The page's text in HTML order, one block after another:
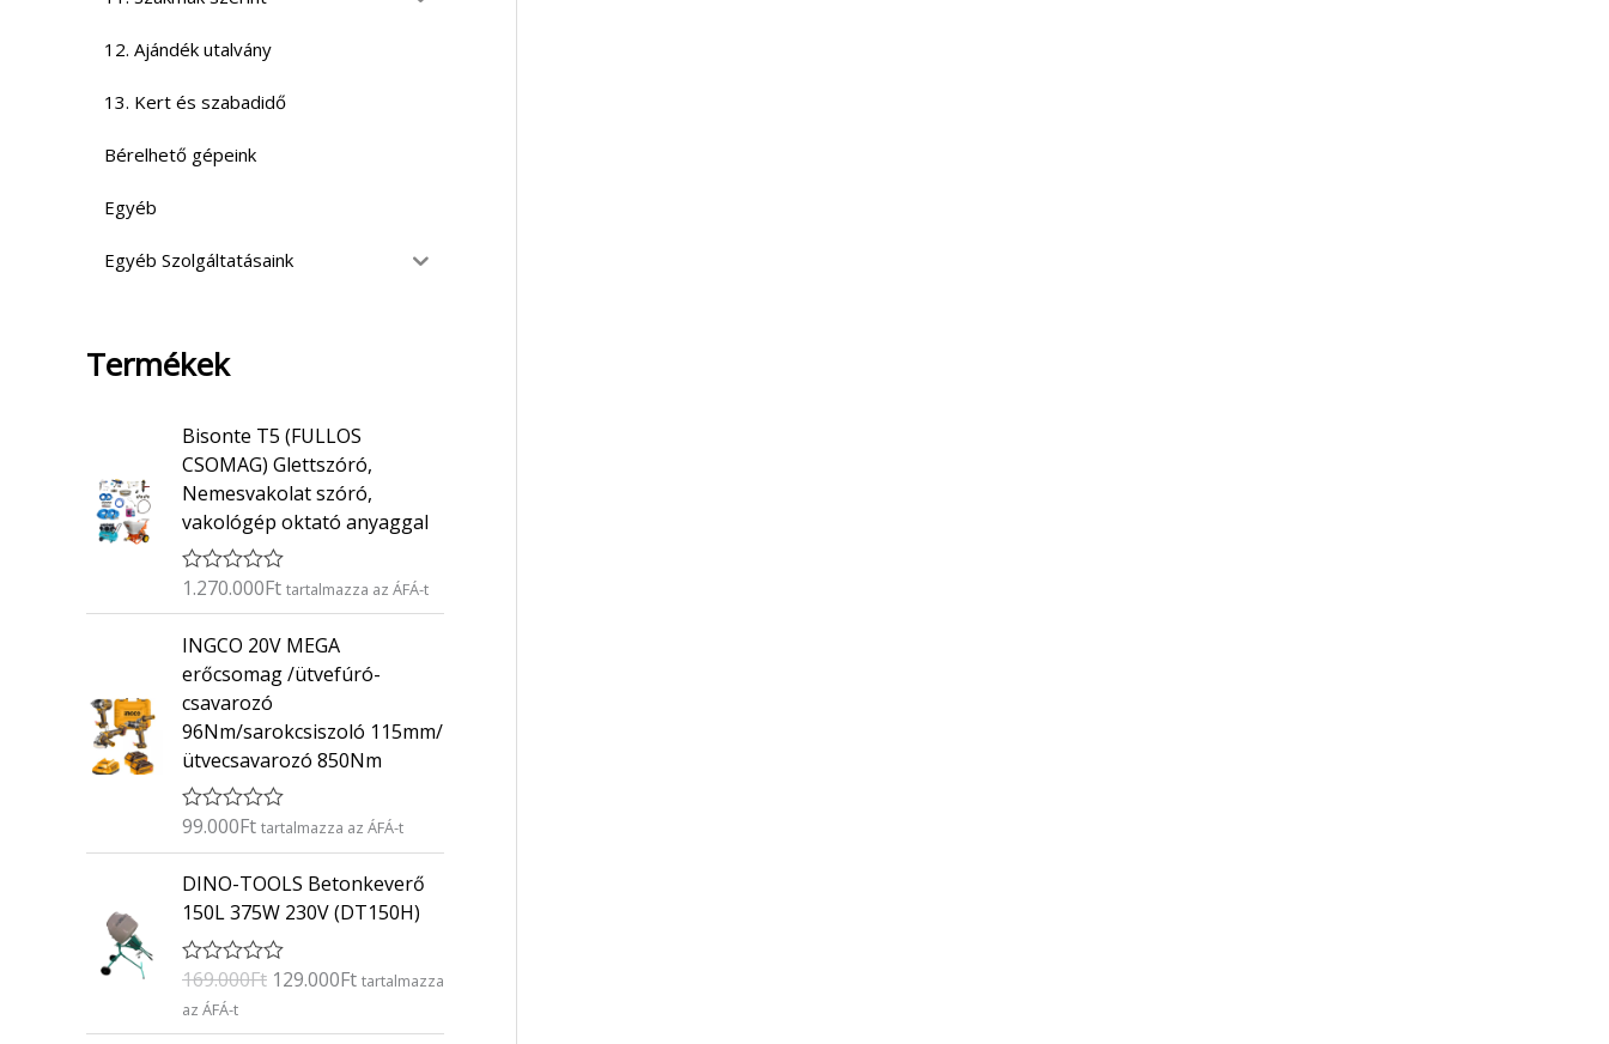
12. Ajándék utalvány
13. Kert és szabadidő
Bérelhető gépeink
Egyéb
Egyéb Szolgáltatásaink
Termékek
Bisonte T5 (FULLOS
CSOMAG) Glettszóró,
Nemesvakolat szóró,
vakológép oktató anyaggal
É
é
e
l
é
s
:
/
5
1.270.000Ft tartalmazza az ÁFÁ-t
INGCO 20V MEGA
erőcsomag /ütvefúró-
csavarozó
96Nm/sarokcsiszoló 115mm/
ütvecsavarozó 850Nm
É
é
k
e
é
s
0
/
99.000Ft tartalmazza az ÁFÁ-t
DINO-TOOLS Betonkeverő
150L 375W 230V (DT150H)
É
t
é
169.000Ft
O
r
g
129.000Ft
C
u
etartalmazza
az ÁFÁ-t